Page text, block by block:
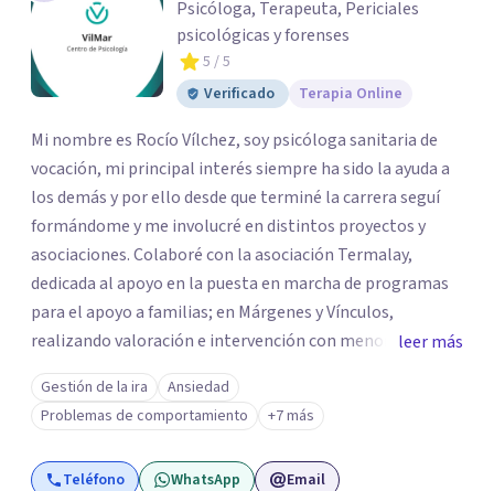
Psicóloga, Terapeuta, Periciales
psicológicas y forenses
5 / 5
Verificado
Terapia Online
Mi nombre es Rocío Vílchez, soy psicóloga sanitaria de
vocación, mi principal interés siempre ha sido la ayuda a
los demás y por ello desde que terminé la carrera seguí
formándome y me involucré en distintos proyectos y
asociaciones. Colaboré con la asociación Termalay,
dedicada al apoyo en la puesta en marcha de programas
para el apoyo a familias; en Márgenes y Vínculos,
realizando valoración e intervención con menores; en el
Centro penitenciario de Alhaurín de la Torre,
colaborando en una investigación para detectar las
semejanzas entre los hombres condenados por violencia
de género y condenados por violación... A pesar de estar
constantemente formándome, al terminar mis masters
leer más
Gestión de la ira
Ansiedad
Problemas de comportamiento
+7 más
Teléfono WhatsApp Email